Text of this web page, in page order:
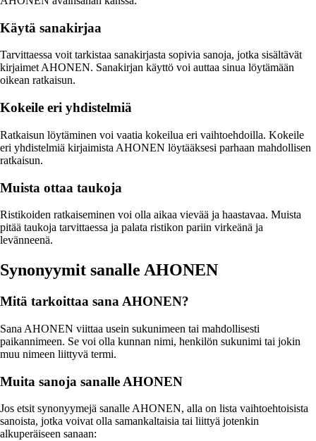
Käytä sanakirjaa
Tarvittaessa voit tarkistaa sanakirjasta sopivia sanoja, jotka sisältävät
kirjaimet AHONEN. Sanakirjan käyttö voi auttaa sinua löytämään
oikean ratkaisun.
Kokeile eri yhdistelmiä
Ratkaisun löytäminen voi vaatia kokeilua eri vaihtoehdoilla. Kokeile
eri yhdistelmiä kirjaimista AHONEN löytääksesi parhaan mahdollisen
ratkaisun.
Muista ottaa taukoja
Ristikoiden ratkaiseminen voi olla aikaa vievää ja haastavaa. Muista
pitää taukoja tarvittaessa ja palata ristikon pariin virkeänä ja
levänneenä.
Synonyymit sanalle AHONEN
Mitä tarkoittaa sana AHONEN?
Sana AHONEN viittaa usein sukunimeen tai mahdollisesti
paikannimeen. Se voi olla kunnan nimi, henkilön sukunimi tai jokin
muu nimeen liittyvä termi.
Muita sanoja sanalle AHONEN
Jos etsit synonyymejä sanalle AHONEN, alla on lista vaihtoehtoisista
sanoista, jotka voivat olla samankaltaisia tai liittyä jotenkin
alkuperäiseen sanaan: